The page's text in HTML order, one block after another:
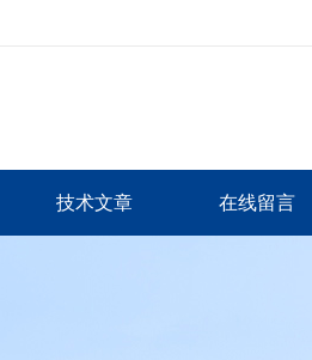
技术文章 在线留言